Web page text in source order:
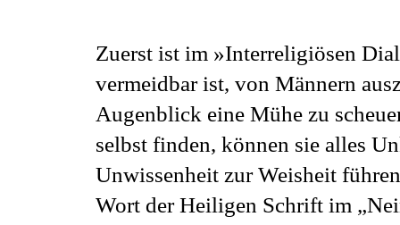
Zuerst ist im »Interreligiösen
vermeidbar ist, von Männern
Augenblick eine Mühe zu
selbst finden, können sie alles
Unwissenheit zur Weisheit
Wort der Heiligen Schrift im